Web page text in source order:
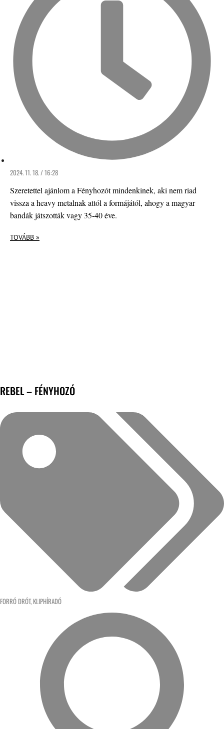
2024. 11. 18. / 16:28
Szeretettel ajánlom a Fényhozót mindenkinek, aki nem riad
vissza a heavy metalnak attól a formájától, ahogy a magyar
bandák játszották vagy 35-40 éve.
TOVÁBB »
REBEL – FÉNYHOZÓ
FORRÓ DRÓT, KLIPHÍRADÓ